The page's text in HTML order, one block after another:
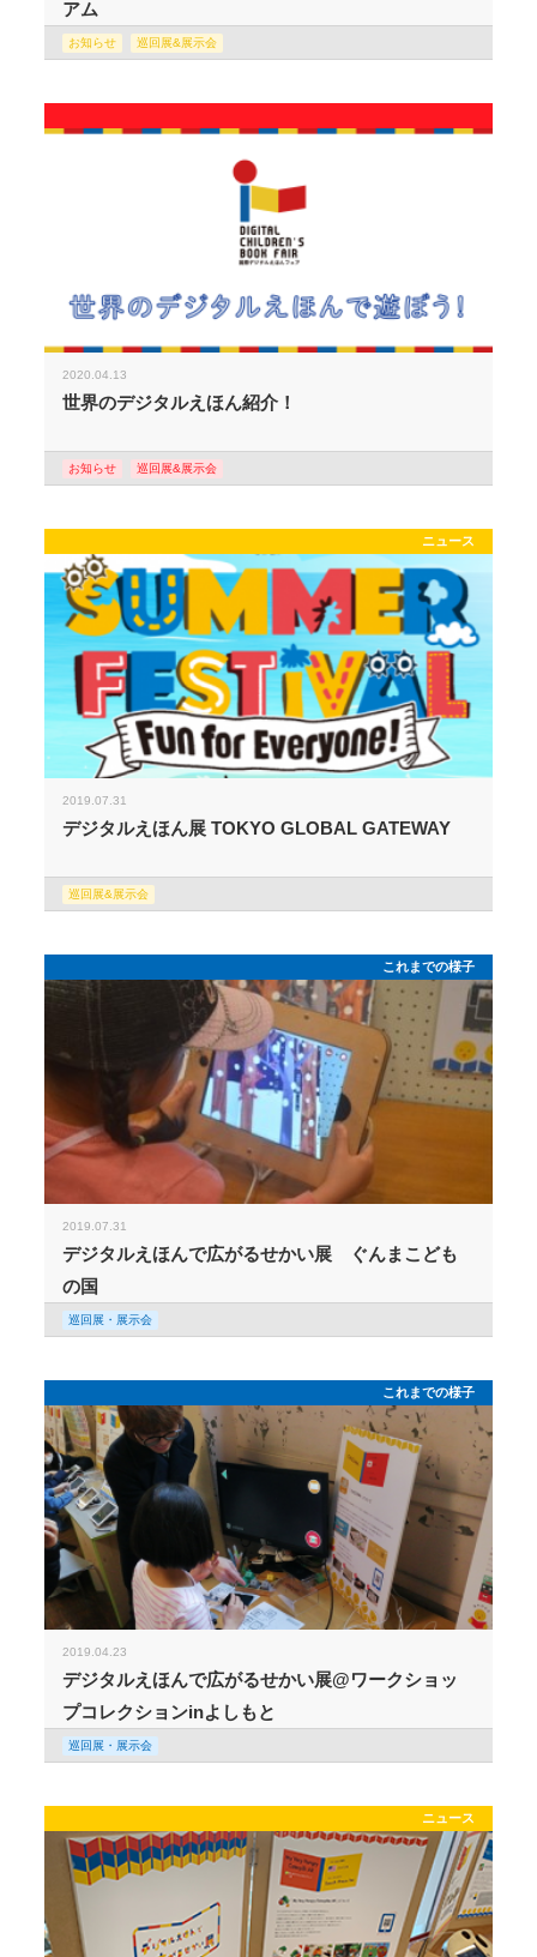
アム
お知らせ 巡回展&展示会
2020.04.13
世界のデジタルえほん紹介！
お知らせ 巡回展&展示会
ニュース
2019.07.31
デジタルえほん展 TOKYO GLOBAL GATEWAY
巡回展&展示会
これまでの様子
2019.07.31
デジタルえほんで広がるせかい展 ぐんまこども
の国
巡回展・展示会
これまでの様子
2019.04.23
デジタルえほんで広がるせかい展@ワークショッ
プコレクションinよしもと
巡回展・展示会
ニュース